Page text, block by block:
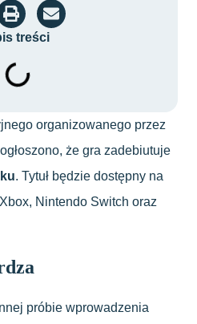
treści
organizowanego przez
że gra zadebiutuje
. Tytuł będzie dostępny na
Nintendo Switch oraz
próbie wprowadzenia